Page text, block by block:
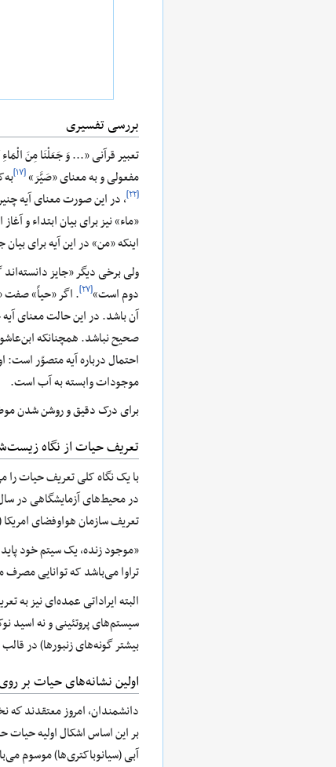
بررسی تفسیری
تعبیر قرآنی «... وَ جَعَلْنَا مِنَ
مفعولی و به معنای «صَیَّرَ»[۱۷]
[۲۲]
، در این صورت معنای آیه
«ماء» نیز برای بیان ابتداء و
اینکه «من» در این آیه برای
ولی برخی دیگر «جایز
دوم است»[۲۷]
. اگر «حیاً» صفت
آن باشد. در این حالت معنای
صحیح نباشد. همچنانکه
احتمال درباره آیه متصوّر است:
موجودات وابسته به آب است.
برای درک دقیق و روشن شدن
تعریف حیات از نگاه
با یک نگاه کلی تعریف حیات
در محیط‌های آزمایشگاهی در
تعریف سازمان هواوفضای
تراوا می‌باشد که توانایی مصرف
البته ایراداتی عمده‌ای نیز
سیستم‌های پروتئینی و نه اسید
بیشتر گونه‌های زنبورها) در
اولین نشانه‌های حیات بر
آبی (سیانوباکتری‌ها) موسوم